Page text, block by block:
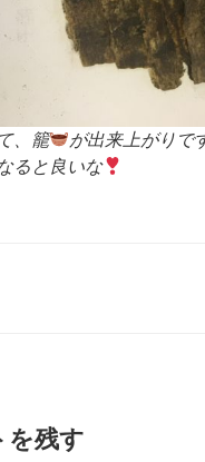
、籠 が出来上がりで
ると良いな
を残す